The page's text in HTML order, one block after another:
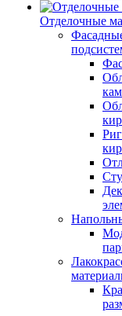
Отделочные